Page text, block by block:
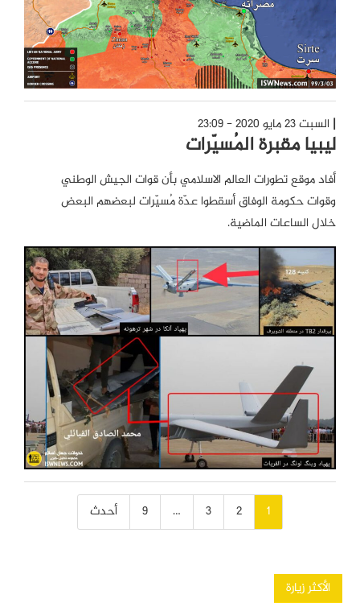
السبت 23 مايو 2020 - 23:09
ليبيا مقبرة المُسيّرات
أفاد موقع تطورات العالم الاسلامي بأن قوات الجيش الوطني
وقوات حكومة الوفاق أسقطوا عدّة مُسيّرات لبعضهم البعض
خلال الساعات الماضية.
المقالات 1
2
3
…
9 أحدث
الأكثر زيارة